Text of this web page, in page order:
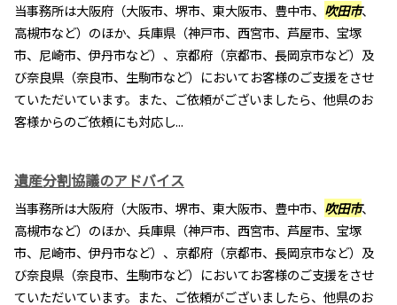
当事務所は大阪府（大阪市、堺市、東大阪市、豊中市、 吹田市、
高槻市など）のほか、兵庫県（神戸市、西宮市、芦屋市、宝塚
市、尼崎市、伊丹市など）、京都府（京都市、長岡京市など）及
び奈良県（奈良市、生駒市など）においてお客様のご支援をさせ
ていただいています。また、ご依頼がございましたら、他県のお
客様からのご依頼にも対応し...
遺産分割協議のアドバイス
当事務所は大阪府（大阪市、堺市、東大阪市、豊中市、 吹田市、
高槻市など）のほか、兵庫県（神戸市、西宮市、芦屋市、宝塚
市、尼崎市、伊丹市など）、京都府（京都市、長岡京市など）及
び奈良県（奈良市、生駒市など）においてお客様のご支援をさせ
ていただいています。また、ご依頼がございましたら、他県のお